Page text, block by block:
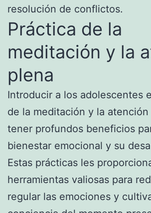
resolución de conflictos.
Práctica de la
meditación y la
plena
Introducir a los adolescentes
de la meditación y la
tener profundos beneficios
bienestar emocional y su
Estas prácticas les
herramientas valiosas para
regular las emociones y